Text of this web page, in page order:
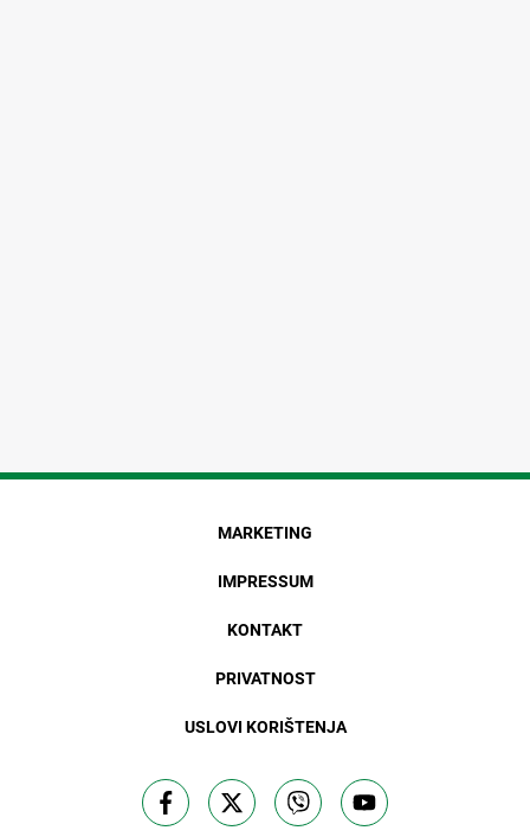
MARKETING
IMPRESSUM
KONTAKT
PRIVATNOST
USLOVI KORIŠTENJA